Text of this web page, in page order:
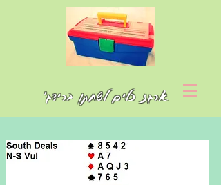
ארגז כלים לשחקן ברידג'